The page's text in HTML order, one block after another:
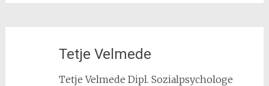
Tetje Velmede
Tetje Velmede Dipl. Sozialpsychologe